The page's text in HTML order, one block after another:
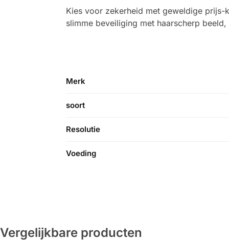
Kies voor zekerheid met geweldige prijs-
slimme beveiliging met haarscherp
Merk
soort
Resolutie
Voeding
Vergelijkbare producten